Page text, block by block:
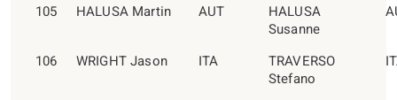
105 HALUSA Martin AUT
HALUSA
Susanne
106 WRIGHT Jason ITA
TRAVERSO
Stefano